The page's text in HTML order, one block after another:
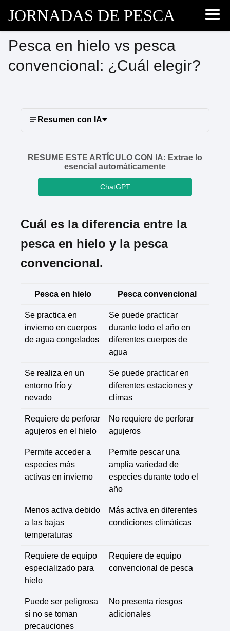
JORNADAS DE PESCA
Pesca en hielo vs pesca
convencional: ¿Cuál elegir?
Resumen con IA
RESUME ESTE ARTÍCULO CON IA: Extrae lo
esencial automáticamente
ChatGPT
Cuál es la diferencia entre la
pesca en hielo y la pesca
convencional.
Pesca en hielo Pesca convencional
Se practica en
invierno en cuerpos
de agua congelados
Se puede practicar
durante todo el año en
diferentes cuerpos de
agua
Se realiza en un
entorno frío y
nevado
Se puede practicar en
diferentes estaciones y
climas
Requiere de perforar
agujeros en el hielo
No requiere de perforar
agujeros
Permite acceder a
especies más
activas en invierno
Permite pescar una
amplia variedad de
especies durante todo el
año
Menos activa debido
a las bajas
temperaturas
Más activa en diferentes
condiciones climáticas
Requiere de equipo
especializado para
hielo
Requiere de equipo
convencional de pesca
Puede ser peligrosa
si no se toman
precauciones
No presenta riesgos
adicionales